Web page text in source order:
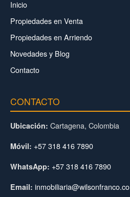
Inicio
Propiedades en Venta
Propiedades en Arriendo
Novedades y Blog
Contacto
CONTACTO
Ubicación: Cartagena, Colombia
Móvil: +57 318 416 7890
WhatsApp: +57 318 416 7890
Email: inmobiliaria@wilsonfranco.co